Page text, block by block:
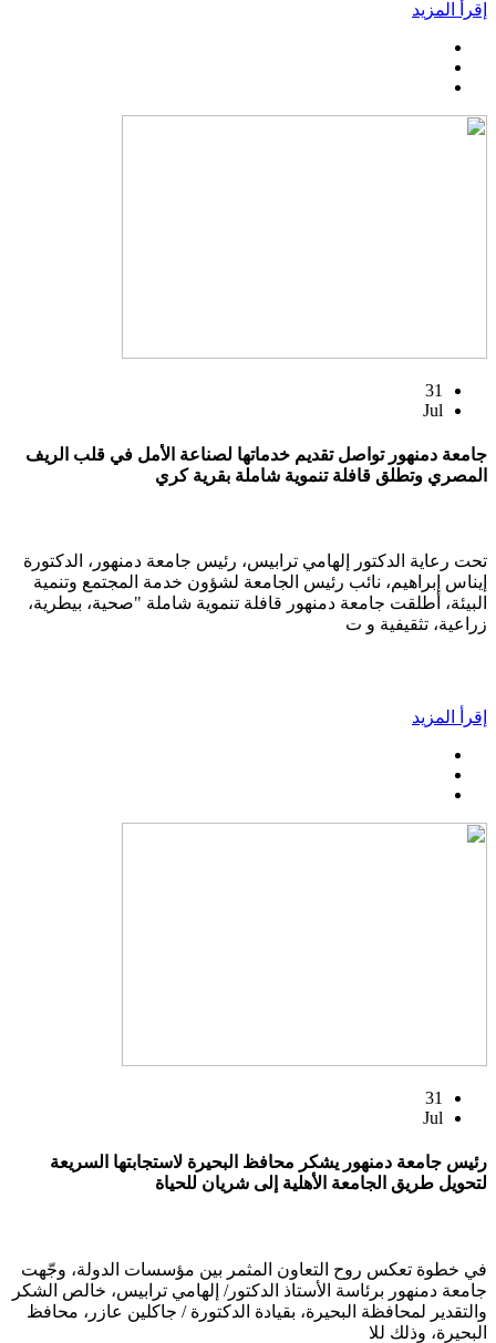
إقرأ المزيد
31
Jul
جامعة دمنهور تواصل تقديم خدماتها لصناعة الأمل في قلب الريف
المصري وتطلق قافلة تنموية شاملة بقرية كري
تحت رعاية الدكتور إلهامي ترابيس، رئيس جامعة دمنهور، الدكتورة
إيناس إبراهيم، نائب رئيس الجامعة لشؤون خدمة المجتمع وتنمية
البيئة، أطلقت جامعة دمنهور قافلة تنموية شاملة "صحية، بيطرية،
زراعية، تثقيفية و ت
إقرأ المزيد
31
Jul
رئيس جامعة دمنهور يشكر محافظ البحيرة لاستجابتها السريعة
لتحويل طريق الجامعة الأهلية إلى شريان للحياة
في خطوة تعكس روح التعاون المثمر بين مؤسسات الدولة، وجّهت
جامعة دمنهور برئاسة الأستاذ الدكتور/ إلهامي ترابيس، خالص الشكر
والتقدير لمحافظة البحيرة، بقيادة الدكتورة / جاكلين عازر، محافظ
البحيرة، وذلك للا